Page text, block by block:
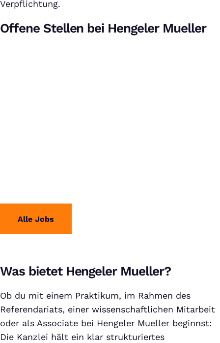
Verpflichtung.
Offene Stellen bei Hengeler Mueller
Alle Jobs
Was bietet Hengeler Mueller?
Ob du mit einem Praktikum, im Rahmen des
Referendariats, einer wissenschaftlichen Mitarbeit
oder als Associate bei Hengeler Mueller beginnst:
Die Kanzlei hält ein klar strukturiertes